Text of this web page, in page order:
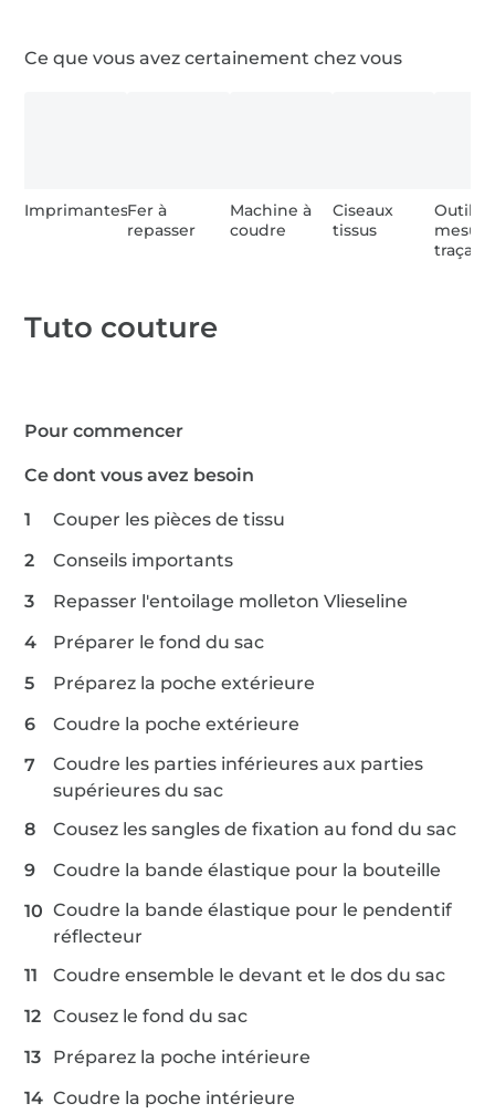
couleur argent
0,2 m tissu imperméable
0,4 m bande élastique
1,2 m sangle
Ce que vous avez certainement chez vous
ImprimantesFer à
repasser
Machine à
coudre
Ciseaux
tissus
Outils
traçage
Tuto couture
Pour commencer
Ce dont vous avez besoin
Couper les pièces de tissu
Conseils importants
Repasser l'entoilage molleton Vlieseline
Préparer le fond du sac
Préparez la poche extérieure
Coudre la poche extérieure
Coudre les parties inférieures aux parties
supérieures du sac
Cousez les sangles de fixation au fond du sac
Coudre la bande élastique pour la bouteille
Coudre la bande élastique pour le pendentif
réflecteur
Coudre ensemble le devant et le dos du sac
Cousez le fond du sac
Préparez la poche intérieure
Coudre la poche intérieure